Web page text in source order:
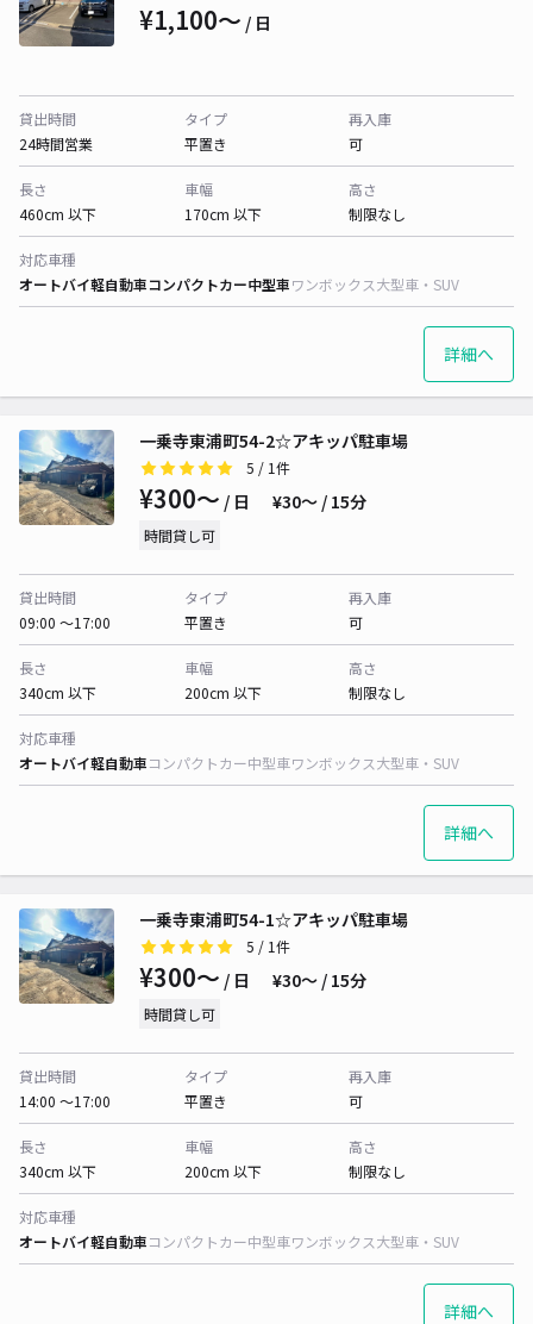
¥1,100〜 / 日
貸出時間
24時間営業
タイプ
平置き
再入庫
可
長さ
460cm 以下
車幅
170cm 以下
高さ
制限なし
対応車種
オートバイ軽自動車コンパクトカー中型車ワンボックス大型車・SUV
詳細へ
一乗寺東浦町54-2☆アキッパ駐車場
5 / 1件
¥300〜 / 日 ¥30〜 / 15分
時間貸し可
貸出時間
09:00 〜17:00
タイプ
平置き
再入庫
可
長さ
340cm 以下
車幅
200cm 以下
高さ
制限なし
対応車種
オートバイ軽自動車コンパクトカー中型車ワンボックス大型車・SUV
詳細へ
一乗寺東浦町54-1☆アキッパ駐車場
5 / 1件
¥300〜 / 日 ¥30〜 / 15分
時間貸し可
貸出時間
14:00 〜17:00
タイプ
平置き
再入庫
可
長さ
340cm 以下
車幅
200cm 以下
高さ
制限なし
対応車種
オートバイ軽自動車コンパクトカー中型車ワンボックス大型車・SUV
詳細へ